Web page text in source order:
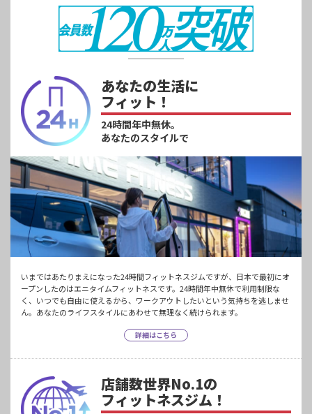
あなたの生活に
フィット！
24時間年中無休。
あなたのスタイルで
いまではあたりまえになった24時間フィットネスジムですが、日本で最初にオ
ープンしたのはエニタイムフィットネスです。24時間年中無休で利用制限な
く、いつでも自由に使えるから、ワークアウトしたいという気持ちを逃しませ
ん。あなたのライフスタイルにあわせて無理なく続けられます。
詳細はこちら
店舗数世界No.1の
フィットネスジム！